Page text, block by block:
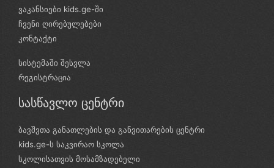
ვაკანსიები kids.ge-ში
ჩვენი ღირებულებები
კონტაქტი
სისტემაში შესვლა
რეგისტრაცია
სასწავლო ცენტრი
ბავშვთა განათლების და განვითარების ცენტრი
kids.ge-ს საკვირაო სკოლა
სკოლისათვის მოსამზადებელი